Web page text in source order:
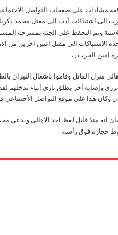
مشادات على صفحات التواصل
وعاطف إسماعيل 40سنة وتم التحفظ على الجثة
امين الحزب , .
منزل القاتل وقاموا باشعال النيران
ترزي وإصابة أخر بطلق ناري أثناء
وكان هذا على موقع التواصل
حجارة فوق رأسه.